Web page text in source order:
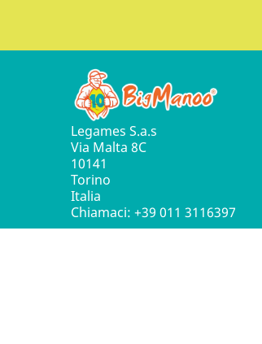
Legames S.a.s
Via Malta 8C
10141
Torino
Italia
Chiamaci: +39 011 3116397